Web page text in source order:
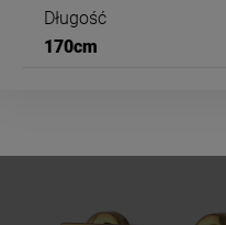
Długość
170cm